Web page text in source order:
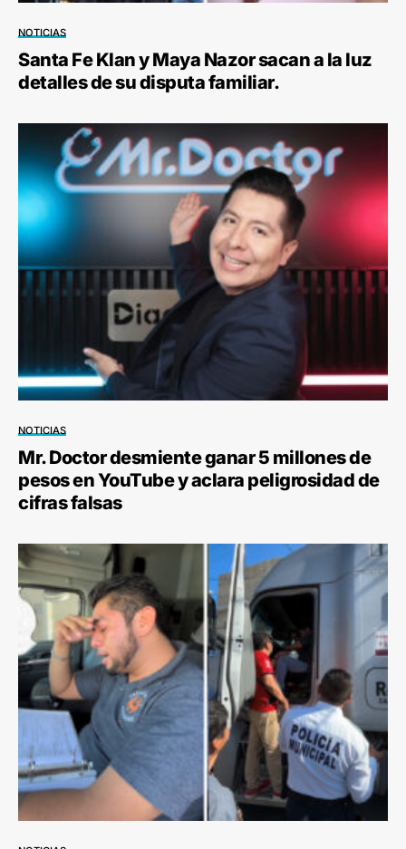
NOTICIAS
Santa Fe Klan y Maya Nazor sacan a la luz
detalles de su disputa familiar.
NOTICIAS
Mr. Doctor desmiente ganar 5 millones de
pesos en YouTube y aclara peligrosidad de
cifras falsas